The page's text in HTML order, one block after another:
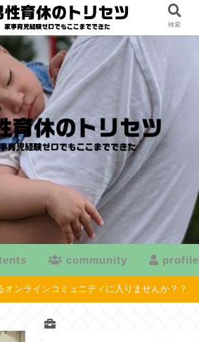
community profile
オンラインコミュニティに入りませんか？？
検索